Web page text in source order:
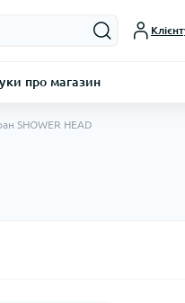
про магазин
SHOWER HEAD